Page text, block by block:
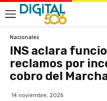
Nacionales
INS aclara
reclamos por
cobro del
14 noviembre, 2025